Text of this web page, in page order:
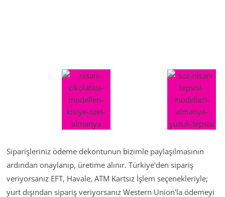
Siparişleriniz ödeme dekontunun bizimle paylaşılmasının
ardından onaylanıp, üretime alınır. Türkiye'den sipariş
veriyorsanız EFT, Havale, ATM Kartsız İşlem seçenekleriyle;
yurt dışından sipariş veriyorsanız Western Union'la ödemeyi